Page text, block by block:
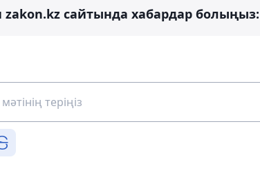
сайтында хабардар болыңыз: